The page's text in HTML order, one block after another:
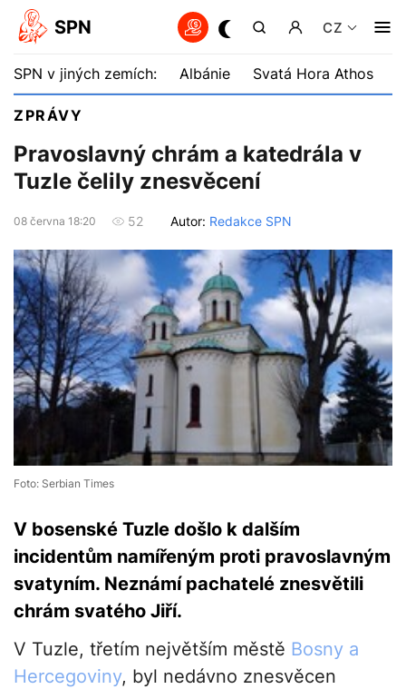
SPN CZ
SPN v jiných zemích: Albánie Svatá Hora Athos
ZPRÁVY
Pravoslavný chrám a katedrála v
Tuzle čelily znesvěcení
08 června 18:20 52 Autor: Redakce SPN
Foto: Serbian Times
V bosenské Tuzle došlo k dalším
incidentům namířeným proti pravoslavným
svatyním. Neznámí pachatelé znesvětili
chrám svatého Jiří.
V Tuzle, třetím největším městě Bosny a
Hercegoviny, byl nedávno znesvěcen